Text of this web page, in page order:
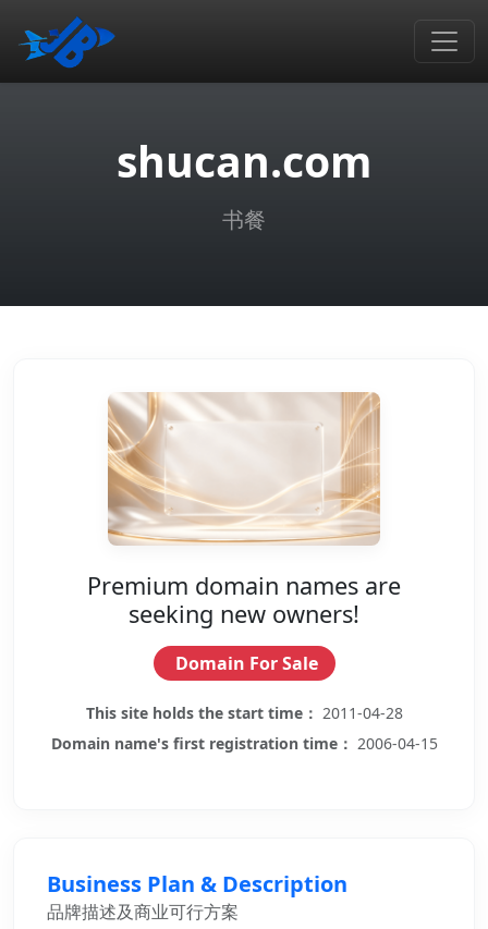
shucan.com
书餐
Premium domain names are
seeking new owners!
Domain For Sale
This site holds the start time： 2011-04-28
Domain name's first registration time： 2006-04-15
Business Plan & Description
品牌描述及商业可行方案